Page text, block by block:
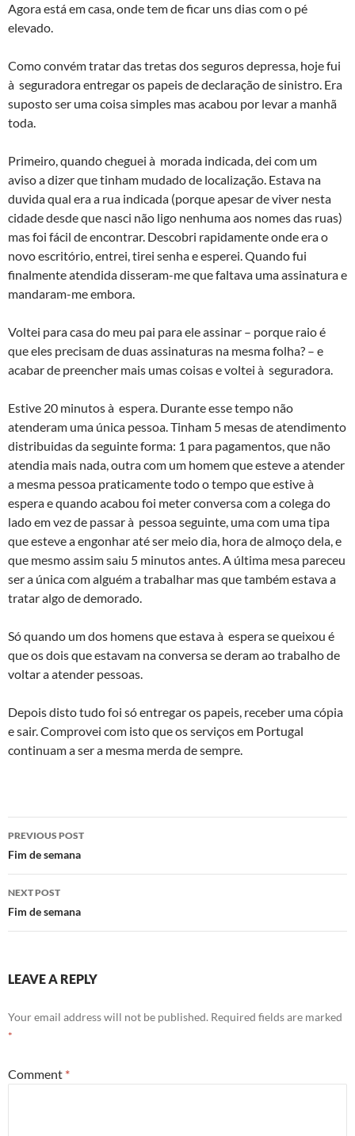
Agora está em casa, onde tem de ficar uns dias com o pé
elevado.
Como convém tratar das tretas dos seguros depressa, hoje fui
à seguradora entregar os papeis de declaração de sinistro. Era
suposto ser uma coisa simples mas acabou por levar a manhã
toda.
Primeiro, quando cheguei à morada indicada, dei com um
aviso a dizer que tinham mudado de localização. Estava na
duvida qual era a rua indicada (porque apesar de viver nesta
cidade desde que nasci não ligo nenhuma aos nomes das ruas)
mas foi fácil de encontrar. Descobri rapidamente onde era o
novo escritório, entrei, tirei senha e esperei. Quando fui
finalmente atendida disseram-me que faltava uma assinatura e
mandaram-me embora.
Voltei para casa do meu pai para ele assinar – porque raio é
que eles precisam de duas assinaturas na mesma folha? – e
acabar de preencher mais umas coisas e voltei à seguradora.
Estive 20 minutos à espera. Durante esse tempo não
atenderam uma única pessoa. Tinham 5 mesas de atendimento
distribuidas da seguinte forma: 1 para pagamentos, que não
atendia mais nada, outra com um homem que esteve a atender
a mesma pessoa praticamente todo o tempo que estive à
espera e quando acabou foi meter conversa com a colega do
lado em vez de passar à pessoa seguinte, uma com uma tipa
que esteve a engonhar até ser meio dia, hora de almoço dela, e
que mesmo assim saiu 5 minutos antes. A última mesa pareceu
ser a única com alguém a trabalhar mas que também estava a
tratar algo de demorado.
Só quando um dos homens que estava à espera se queixou é
que os dois que estavam na conversa se deram ao trabalho de
voltar a atender pessoas.
Depois disto tudo foi só entregar os papeis, receber uma cópia
e sair. Comprovei com isto que os serviços em Portugal
continuam a ser a mesma merda de sempre.
Post
navigation
PREVIOUS POST
Fim de semana
NEXT POST
Fim de semana
LEAVE A REPLY
Your email address will not be published. Required fields are marked
*
Comment *